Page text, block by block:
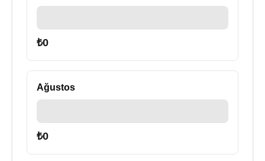
₺0
Ağustos
₺0